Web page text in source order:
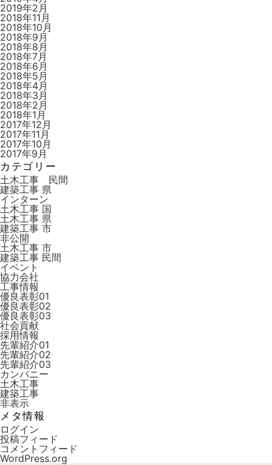
2019年2月
2018年11月
2018年10月
2018年9月
2018年8月
2018年7月
2018年6月
2018年5月
2018年4月
2018年3月
2018年2月
2018年1月
2017年12月
2017年11月
2017年10月
2017年9月
カテゴリー
土木工事 民間
建築工事 県
インターン
土木工事 国
土木工事 県
建築工事 市
非公開
土木工事 市
建築工事 ⺠間
イベント
協力会社
工事情報
優良表彰01
優良表彰02
優良表彰03
社会貢献
採用情報
先輩紹介01
先輩紹介02
先輩紹介03
カンパニー
土木工事
建築工事
非表示
メタ情報
ログイン
投稿フィード
コメントフィード
WordPress.org